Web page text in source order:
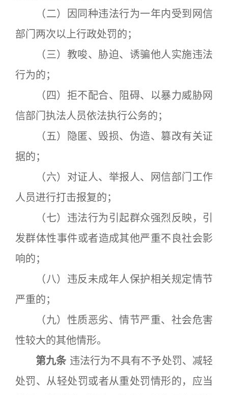
（二）因同种违法行为一年内受到网信
部门两次以上行政处罚的；
（三）教唆、胁迫、诱骗他人实施违法
行为的；
（四）拒不配合、阻碍、以暴力威胁网
信部门执法人员依法执行公务的；
（五）隐匿、毁损、伪造、篡改有关证
据的；
（六）对证人、举报人、网信部门工作
人员进行打击报复的；
（七）违法行为引起群众强烈反映，引
发群体性事件或者造成其他严重不良社会影
响的；
（八）违反未成年人保护相关规定情节
严重的；
（九）性质恶劣、情节严重、社会危害
性较大的其他情形。
第九条 违法行为不具有不予处罚、减轻
处罚、从轻处罚或者从重处罚情形的，应当